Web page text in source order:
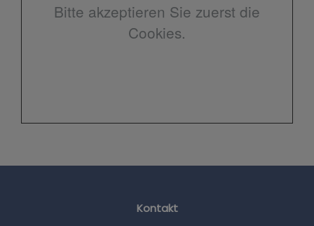
Bitte akzeptieren Sie zuerst die
Cookies.
Kontakt